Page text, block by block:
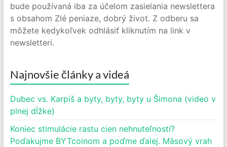
bude používaná iba za účelom zasielania newslettera
s obsahom Zlé peniaze, dobrý život. Z odberu sa
môžete kedykoľvek odhlásiť kliknutím na link v
newsletteri.
Najnovšie články a videá
Dubec vs. Karpiš a byty, byty, byty u Šimona (video v
plnej dĺžke)
Koniec stimulácie rastu cien nehnuteľností?
Poďakujme BYTcoinom a poďme ďalej. Mäsový vrah